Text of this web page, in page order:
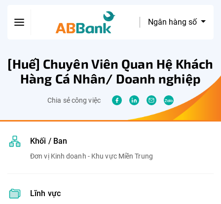
Ngân hàng số
[Huế] Chuyên Viên Quan Hệ Khách
Hàng Cá Nhân/ Doanh nghiệp
Chia sẻ công việc
Khối / Ban
Đơn vị Kinh doanh - Khu vực Miền Trung
Lĩnh vực